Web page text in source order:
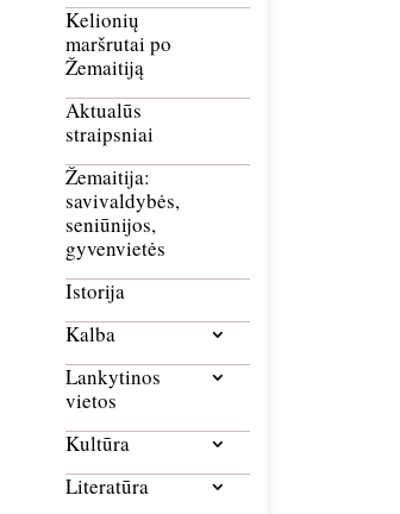
Kelionių
maršrutai po
Žemaitiją
Aktualūs
straipsniai
Žemaitija:
savivaldybės,
seniūnijos,
gyvenvietės
Istorija
Kalba
Lankytinos
vietos
Kultūra
Literatūra